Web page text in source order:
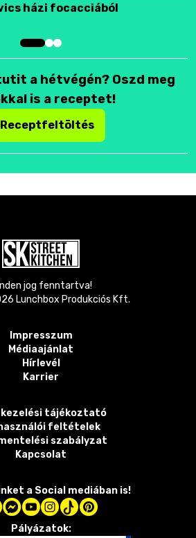
házi focacciából
a hétvégén? Oszd meg
is a receptet!
Receptfeltöltés
jog fenntartva!
Lunchbox Produkciós Kft.
Impresszum
Médiaajánlat
Hírlevél
Karrier
tájékoztató
feltételek
szabályzat
Kapcsolat
a Social mediában is!
Pályázatok: